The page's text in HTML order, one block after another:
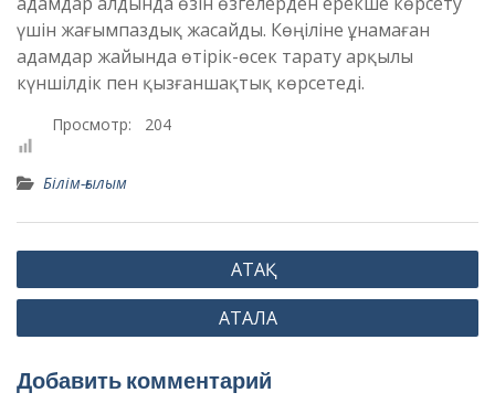
үшін жағымпаздық жасайды. Көңіліне ұнамаған
адамдар жайында өтірік-өсек тарату арқылы
күншілдік пен қызғаншақтық көрсетеді.
Просмотр: 204
Білім-ғылым
Навигация
по
АТАҚ
АТАЛА
Добавить комментарий